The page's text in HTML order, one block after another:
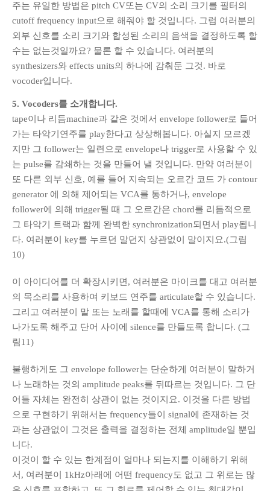
주는 유일한 방법은 pitch CV또는 CV의 소리 크기를 필터의
cutoff frequency input으로 해줘야 할 것입니다. 그럼 여러분의
외부 신호를 소리 크기와 합성된 소리의 음색을 결정하도록 할
수는 없는것일까요? 물론 할 수 있습니다. 여러분의
synthesizers와 effects units의 하나에 감춰둔 그것. 바로
vocoder입니다.
5. Vocoders를 소개합니다.
tape이나 리듬machine과 같은 것에서 envelope follower로 들어
가는 타악기연주를 play한다고 상상해봅니다. 아실지 모르겠
지만 그 follower는 일련으로 envelope나 trigger로 사용할 수 있
는 pulse를 감쇄하는 것을 만들어 낼 것입니다. 만약 여러분이
또 다른 외부 신호, 예를 들어 지속되는 오르간 코드 가 contour
generator 에 의해 제어되는 VCA를 통하거나, envelope
follower에 의해 trigger될 때 그 오르간은 chord를 리듬적으로
그 타악기 트랙과 함께 완벽한 synchronization되면서 play됩니
다. 여러분이 key를 누르던 말던지 상관없이 말이지요.(그림
10)
이 아이디어를 더 확장시키면, 여러분은 마이크를 대고 여러분
의 목소리를 사용하여 키보드 연주를 articulate할 수 있습니다.
그리고 여러분이 말 또는 노래를 할때에 VCA를 통해 소리가
나가도록 해주고 단어 사이에 silence를 만들도록 합니다. (그
림11)
불행하게도 그 envelope follower는 단순하게 여러분이 말하거
나 노래하는 것의 amplitude peaks를 뒤따르는 것입니다. 그 단
어들 자체는 완전히 상관이 없는 것이지요. 이것을 다른 방법
으로 구현하기 위해서는 frequency들이 signal에 존재하는 것
과는 상관없이 그것은 출력을 결정하는 전체 amplitude일 뿐입
니다.
이것이 할 수 있는 한계점이 얼마나 되는지를 이해하기 위해
서, 여러분이 1kHz아래에 어떤 frequency도 없고 그 위로는 많